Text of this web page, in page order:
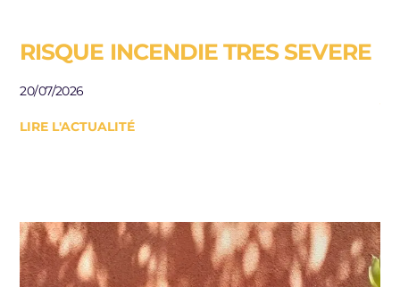
RISQUE INCENDIE TRES SEVERE
LIRE L'ACTUALITÉ
20/07/2026